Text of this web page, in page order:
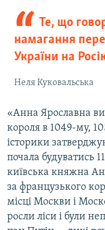
Те, що
намагання
України на
Неля Куковальська
«Анна Ярославна
короля в 1049-му,
історики
почала будуватись
київська княжна
за французького
місці Москви і
росли ліси і були